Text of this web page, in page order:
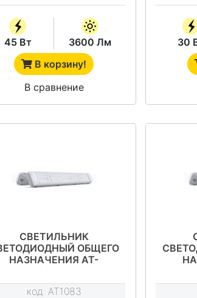
45 Вт
3600 Лм
В корзину!
В сравнение
30
СВЕТИЛЬНИК
ОБЩЕГО
НАЗНАЧЕНИЯ АТ-
42/40 СЕРИЯ АТ-
ССО-42
код: AT1083
ССО-